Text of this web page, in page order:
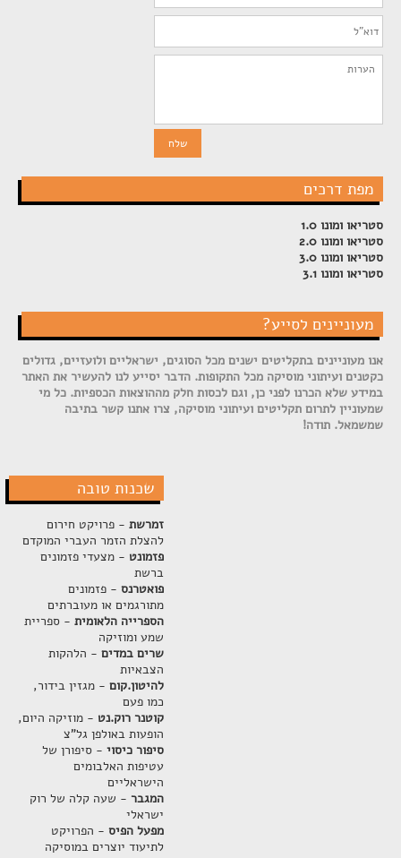
מפת דרכים
סטריאו ומונו 1.0
סטריאו ומונו 2.0
סטריאו ומונו 3.0
סטריאו ומונו 3.1
מעוניינים לסייע?
אנו מעוניינים בתקליטים ישנים מכל הסוגים, ישראליים ולועזיים, גדולים
כקטנים ועיתוני מוסיקה מכל התקופות. הדבר יסייע לנו להעשיר את האתר
במידע שלא הכרנו לפני כן, וגם לכסות חלק מההוצאות הכספיות. כל מי
שמעוניין לתרום תקליטים ועיתוני מוסיקה, צרו אתנו קשר בתיבה
שמשמאל. תודה!
שכנות טובה
זמרשת- פרויקט חירום
להצלת הזמר העברי המוקדם
פזמונט - מצעדי פזמונים
ברשת
פואטרנס- פזמונים
מתורגמים או מעוברתים
הספרייה הלאומית- ספריית
שמע ומוזיקה
שרים במדים- הלהקות
הצבאיות
להיטון.קום- מגזין בידור,
כמו פעם
קוטנר רוק.נט - מוזיקה היום,
הופעות באולפן גל"צ
סיפור כיסוי- סיפורן של
עטיפות האלבומים
הישראליים
המגבר- שעה קלה של רוק
ישראלי
מפעל הפיס- הפרויקט
לתיעוד יוצרים במוסיקה